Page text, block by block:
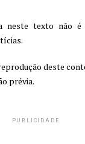
neste texto não é
deste
prévia.
PUBLICIDADE